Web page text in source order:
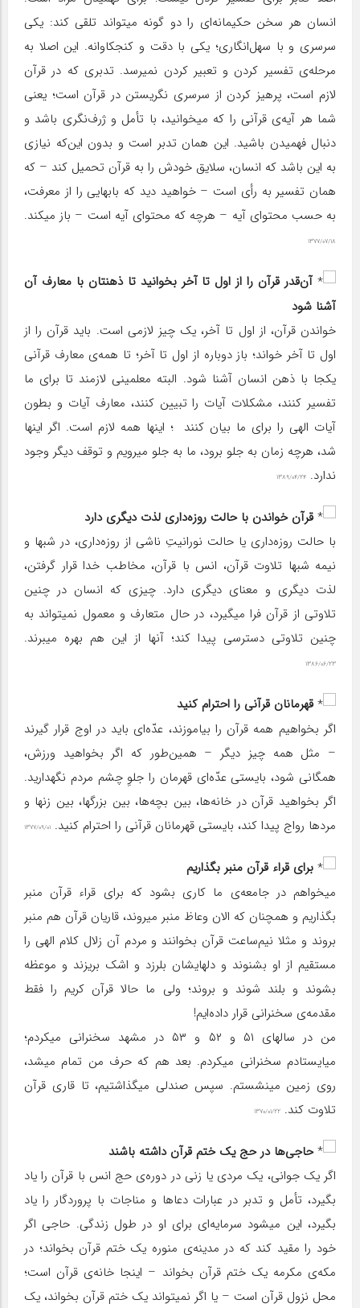
انسان هر سخن حکیمانه‌ای را دو گونه میتواند تلقی کند: یکی
سرسری و با سهل‌انگاری؛ یکی با دقت و کنجکاوانه. این اصلا به
مرحله‌ی تفسیر کردن و تعبیر کردن نمیرسد. تدبری که در قرآن
لازم است، پرهیز کردن از سرسری نگریستن در قرآن است؛ یعنی
شما هر آیه‌ی قرآنی را که میخوانید، با تأمل و ژرف‌نگری باشد و
دنبال فهمیدن باشید. این همان تدبر است و بدون این‌که نیازی
به این باشد که انسان، سلایق خودش را به قرآن تحمیل کند – که
همان تفسیر به رأی است – خواهید دید که بابهایی را از معرفت،
به حسب محتوای آیه – هرچه که محتوای آیه است – باز میکند.
۱۳۷۷/۰۷/۱۸
آن‌قدر قرآن را از اول تا آخر بخوانید تا ذهنتان با معارف آن
آشنا شود
خواندن قرآن، از اول تا آخر، یک چیز لازمی است. باید قرآن را از
اول تا آخر خواند؛ باز دوباره از اول تا آخر؛ تا همه‌ی معارف قرآنی
یکجا با ذهن انسان آشنا شود. البته معلمینی لازمند تا برای ما
تفسیر کنند، مشکلات آیات را تبیین کنند، معارف آیات و بطون
آیات الهی را برای ما بیان کنند ؛ اینها همه لازم است. اگر اینها
شد، هرچه زمان به جلو برود، ما به جلو میرویم و توقف دیگر وجود
ندارد. ۱۳۸۹/۰۴/۲۴
قرآن خواندن با حالت روزه‌داری لذت دیگری دارد
با حالت روزه‌داری یا حالت نورانیتِ ناشی از روزه‌داری، در شبها و
نیمه شبها تلاوت قرآن، انس با قرآن، مخاطب خدا قرار گرفتن،
لذت دیگری و معنای دیگری دارد. چیزی که انسان در چنین
تلاوتی از قرآن فرا میگیرد، در حال متعارف و معمول نمیتواند به
چنین تلاوتی دسترسی پیدا کند؛ آنها از این هم بهره میبرند.
۱۳۸۶/۰۶/۲۳
قهرمانان قرآنی را احترام کنید
اگر بخواهیم همه قرآن را بیاموزند، عدّه‌ای باید در اوج قرار گیرند
– مثل همه چیز دیگر – همین‌طور که اگر بخواهید ورزش،
همگانی شود، بایستی عدّه‌ای قهرمان را جلوِ چشم مردم نگهدارید.
اگر بخواهید قرآن در خانه‌ها، بین بچه‌ها، بین بزرگها، بین زنها و
مردها رواج پیدا کند، بایستی قهرمانان قرآنی را احترام کنید. ۱۳۷۷/۰۹/۰۱
برای قراء قرآن منبر بگذاریم
میخواهم در جامعه‌ی ما کاری بشود که برای قراء قرآن منبر
بگذاریم و همچنان که الان وعاظ منبر میروند، قاریان قرآن هم منبر
بروند و مثلا نیم‌ساعت قرآن بخوانند و مردم آن زلال کلام الهی را
مستقیم از او بشنوند و دلهایشان بلرزد و اشک بریزند و موعظه
بشوند و بلند شوند و بروند؛ ولی ما حالا قرآن کریم را فقط
مقدمه‌ی سخنرانی قرار داده‌ایم!
من در سالهای ۵۱ و ۵۲ و ۵۳ در مشهد سخنرانی میکردم؛
میایستادم سخنرانی میکردم. بعد هم که حرف من تمام میشد،
روی زمین مینشستم. سپس صندلی میگذاشتیم، تا قاری قرآن
تلاوت کند. ۱۳۷۰/۰۱/۲۲
حاجی‌ها در حج یک ختم قرآن داشته باشند
اگر یک جوانی، یک مردی یا زنی در دوره‌ی حج انس با قرآن را یاد
بگیرد، تأمل و تدبر در عبارات دعاها و مناجات با پروردگار را یاد
بگیرد، این میشود سرمایه‌ای برای او در طول زندگی. حاجی اگر
خود را مقید کند که در مدینه‌ی منوره یک ختم قرآن بخواند؛ در
مکه‌ی مکرمه یک ختم قرآن بخواند – اینجا خانه‌ی قرآن است؛
محل نزول قرآن است – یا اگر نمیتواند یک ختم قرآن بخواند، یک